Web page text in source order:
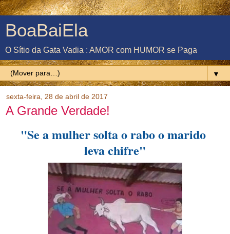
BoaBaiEla
O Sítio da Gata Vadia : AMOR com HUMOR se Paga
▼
sexta-feira, 28 de abril de 2017
A Grande Verdade!
"Se a mulher solta o rabo o marido
leva chifre"